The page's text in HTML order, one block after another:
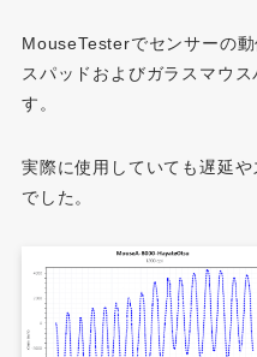
MouseTesterでセンサーの
スパッドおよびガラスマウ
す。
実際に使用していても遅延
でした。